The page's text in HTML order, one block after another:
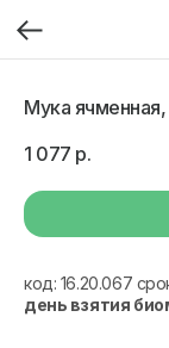
Мука ячменная,
1 077 р.
код: 16.20.067
день взятия